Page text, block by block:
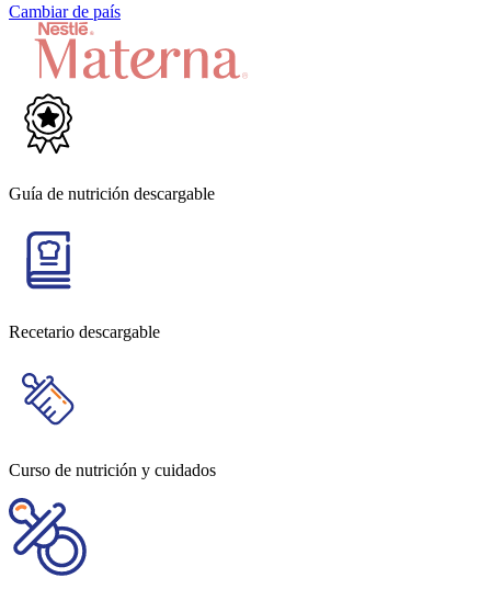
Cambiar de país
Guía de nutrición descargable
Recetario descargable
Curso de nutrición y cuidados